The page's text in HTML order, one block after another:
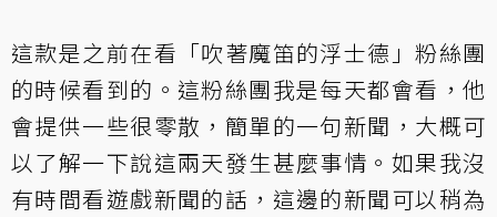
這款是之前在看 「吹著魔笛的浮士德」粉絲團
的時候看到的。這粉絲團我是每天都會看，他
會提供一些很零散，簡單的一句新聞，大概可
以了解一下說這兩天發生甚麼事情。如果我沒
有時間看遊戲新聞的話，這邊的新聞可以稍為